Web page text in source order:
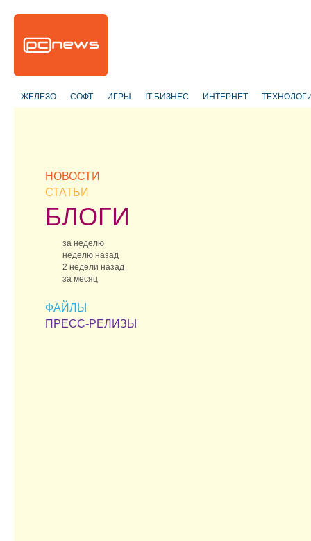
ЖЕЛЕЗО СОФТ ИГРЫ IT-БИЗНЕС ИНТЕРНЕТ
НОВОСТИ
СТАТЬИ
БЛОГИ
за неделю
неделю назад
2 недели назад
за месяц
ФАЙЛЫ
ПРЕСС-РЕЛИЗЫ